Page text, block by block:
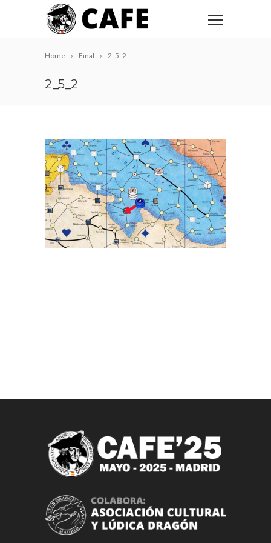
Home Final 2_5_2
2_5_2